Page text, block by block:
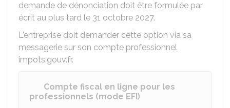
demande de dénonciation doit être formulée par
écrit au plus tard le 31 octobre 2027.
L'entreprise doit demander cette option via sa
messagerie sur son compte professionnel
impots.gouv.fr.
Compte fiscal en ligne pour les
professionnels (mode EFI)